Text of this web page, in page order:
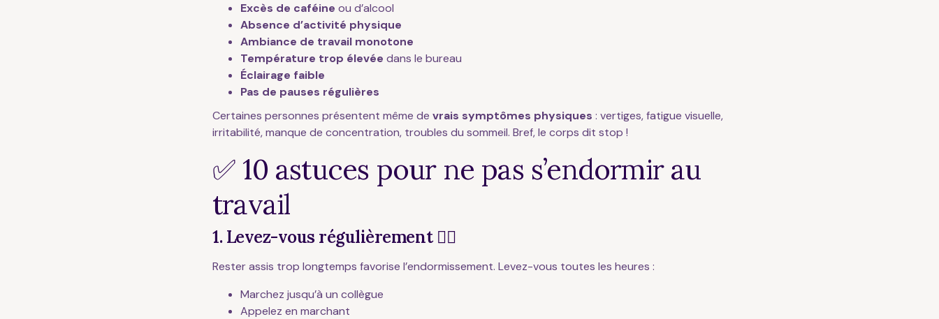
Excès de caféine ou d’alcool
Absence d’activité physique
Ambiance de travail monotone
Température trop élevée dans le bureau
Éclairage faible
Pas de pauses régulières
Certaines personnes présentent même de vrais symptômes physiques : vertiges, fatigue visuelle,
irritabilité, manque de concentration, troubles du sommeil. Bref, le corps dit stop !
✅ 10 astuces pour ne pas s’endormir au
travail
1. Levez-vous régulièrement 🧍‍♂️
Rester assis trop longtemps favorise l’endormissement. Levez-vous toutes les heures :
Marchez jusqu’à un collègue
Appelez en marchant